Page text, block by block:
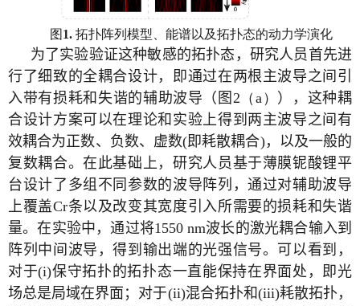
图1. 拓扑阵列模型、能谱以及拓扑态的动力学演化
为了实验验证这种敏感的拓扑态，研究人员首先进
行了细致的全耦合设计，即通过在两根主波导之间引
入带有损耗和失谐的辅助波导（图 2 （a） ），这种耦
合设计方案可以在理论和实验上得到两主波导之间有
效耦合为正数、负数、虚数(即耗散耦合)，以及一般的
复数耦合。在此基础上，研究人员基于薄膜铌酸锂平
台设计了多组不同参数的波导阵列，通过对辅助波导
上覆盖Cr条以及改变其宽度引入所需要的损耗和失谐
量。在实验中，通过将1550 nm波长的激光耦合输入到
阵列中间波导，得到输出端的光强信号。可以看到，
对于(i)保守拓扑的拓扑态一直能保持在界面处，即光
场总是局域在界面；对于(ii)混合拓扑和(iii)耗散拓扑，